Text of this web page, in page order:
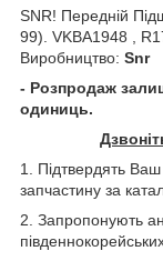
SNR! Передній
99). VKBA1948 ,
Виробництво: Snr
- Розпродаж
одиниць.
1. Підтвердять
запчастину за
2. Запропонують